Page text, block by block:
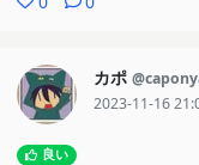
カポ
2023-11-16
良い